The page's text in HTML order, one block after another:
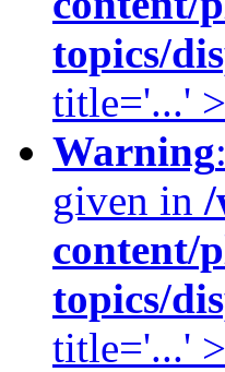
topics/
title='...'
Warning
given in /
content/
topics/
title='...'